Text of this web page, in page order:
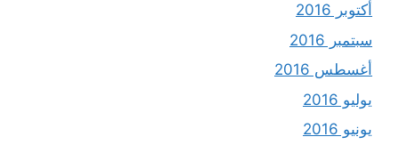
أكتوبر 2016
سبتمبر 2016
أغسطس 2016
يوليو 2016
يونيو 2016